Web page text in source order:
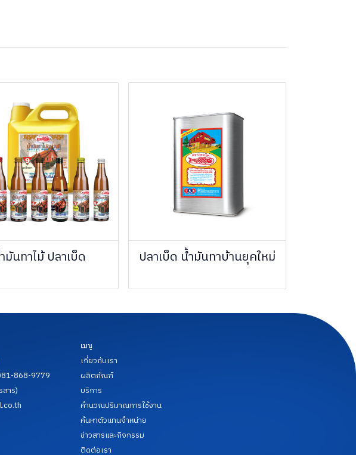
มันทาไม้ ปลาเบ็ด ปลาเบ็ด น้ำมันทาบ้านยุคใหม่
868-9779
าร)
เมนู
เกี่ยวกับเรา
ผลิตภัณฑ์
บริการ
คำนวณปริมาณการใช้งาน
ค้นหาตัวแทนจำหน่าย
ข่าวสารและกิจกรรม
ติดต่อเรา